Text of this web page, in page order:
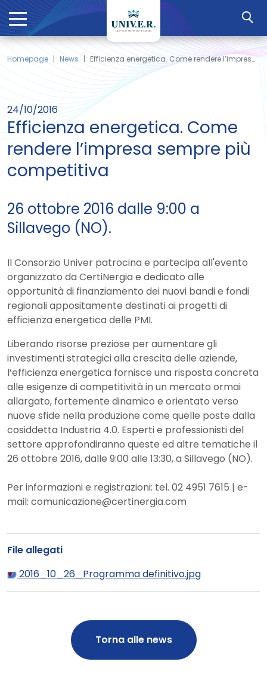
Homepage News Efficienza energetica. Come rendere l’impresa sempre più competitiva
24/10/2016
Efficienza energetica. Come
rendere l’impresa sempre più
competitiva
26 ottobre 2016 dalle 9:00 a
Sillavego (NO).
Il Consorzio Univer patrocina e partecipa all'evento
organizzato da CertiNergia e dedicato alle
opportunità di finanziamento dei nuovi bandi e fondi
regionali appositamente destinati ai progetti di
efficienza energetica delle PMI.
Liberando risorse preziose per aumentare gli
investimenti strategici alla crescita delle aziende,
l’efficienza energetica fornisce una risposta concreta
alle esigenze di competitività in un mercato ormai
allargato, fortemente dinamico e orientato verso
nuove sfide nella produzione come quelle poste dalla
cosiddetta Industria 4.0. Esperti e professionisti del
settore approfondiranno queste ed altre tematiche il
26 ottobre 2016, dalle 9:00 alle 13:30, a Sillavego (NO).
Per informazioni e registrazioni: tel. 02 4951 7615 | e-
mail: comunicazione@certinergia.com
File allegati
2016_10_26_Programma definitivo.jpg
Torna alle news